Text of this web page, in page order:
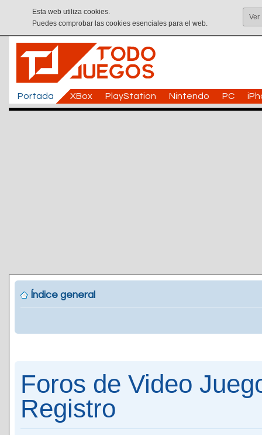
Esta web utiliza cookies.
Puedes comprobar las cookies esenciales para el web.
Ver
Portada XBox PlayStation Nintendo PC
Índice general
Foros de Video
Registro